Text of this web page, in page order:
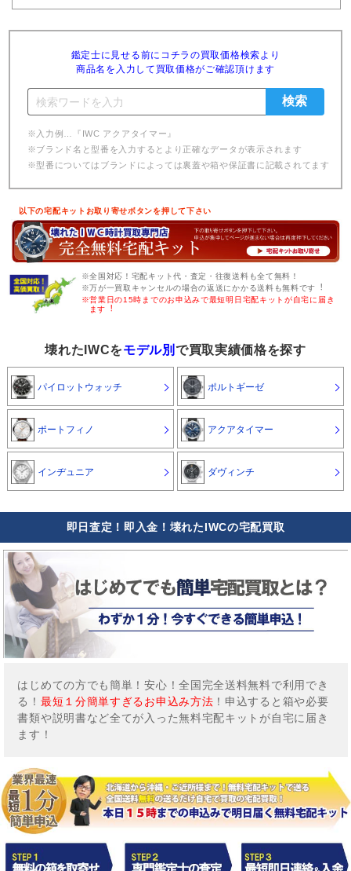
鑑定士に見せる前にコチラの買取価格検索より
商品名を入力して買取価格がご確認頂けます
※入力例…『IWC アクアタイマー』
※ブランド名と型番を入力するとより正確なデータが表示されます
※型番についてはブランドによっては裏蓋や箱や保証書に記載されてます
以下の宅配キットお取り寄せボタンを押して下さい
※全国対応！宅配キット代・査定・往復送料も全て無料！
※万が一買取キャンセルの場合の返送にかかる送料も無料です︕
※営業日の15時までのお申込みで最短明日宅配キットが自宅に届き
ます︕
壊れたIWCをモデル別 で買取実績価格を探す
パイロットウォッチ ポルトギーゼ
ポートフィノ アクアタイマー
インヂュニア ダヴィンチ
即日査定！即入金！壊れたIWCの宅配買取
はじめての方でも簡単！安心！全国完全送料無料で利用でき
る！ 最短１分簡単すぎるお申込み方法 ！申込すると箱や必要
書類や説明書など全てが入った無料宅配キットが自宅に届き
ます！